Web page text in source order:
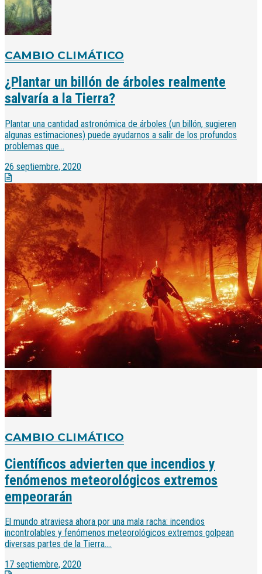
CAMBIO CLIMÁTICO
¿Plantar un billón de árboles realmente
salvaría a la Tierra?
Plantar una cantidad astronómica de árboles (un billón, sugieren
algunas estimaciones) puede ayudarnos a salir de los profundos
problemas que...
26 septiembre, 2020
CAMBIO CLIMÁTICO
Científicos advierten que incendios y
fenómenos meteorológicos extremos
empeorarán
El mundo atraviesa ahora por una mala racha: incendios
incontrolables y fenómenos meteorológicos extremos golpean
diversas partes de la Tierra....
17 septiembre, 2020